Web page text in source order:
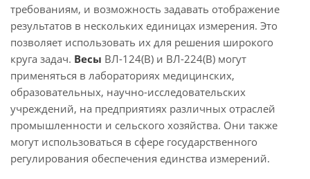
требованиям, и возможность задавать отображение
результатов в нескольких единицах измерения. Это
позволяет использовать их для решения широкого
круга задач. Весы ВЛ-124(В) и ВЛ-224(В) могут
применяться в лабораториях медицинских,
образовательных, научно-исследовательских
учреждений, на предприятиях различных отраслей
промышленности и сельского хозяйства. Они также
могут использоваться в сфере государственного
регулирования обеспечения единства измерений.